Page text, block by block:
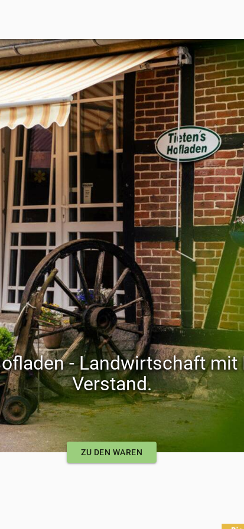
- Landwirtschaft mit
Verstand.
ZU DEN WAREN